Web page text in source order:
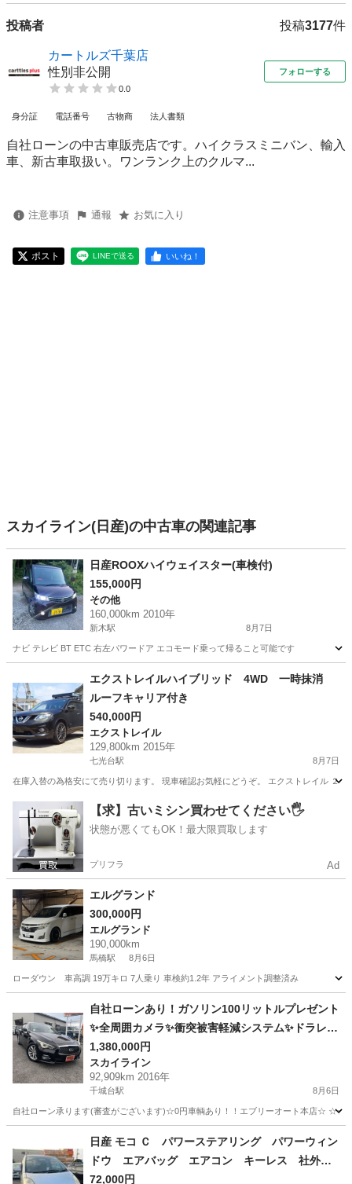
投稿者 投稿3177件
カートルズ千葉店
性別非公開
0.0
フォローする
身分証 電話番号 古物商 法人書類
自社ローンの中古車販売店です。ハイクラスミニバン、輸入
車、新古車取扱い。ワンランク上のクルマ...
注意事項 通報 お気に入り
ポスト LINEで送る いいね！
スカイライン(日産)の中古車の関連記事
日産ROOXハイウェイスター(車検付)
155,000円
その他
160,000km 2010年
新木駅 8月7日
ナビ テレビ BT ETC 右左パワードア エコモード乗って帰ること可能です
新木駅 その他 ROOX
エクストレイルハイブリッド 4WD 一時抹消
ルーフキャリア付き
540,000円
エクストレイル
129,800km 2015年
七光台駅 8月7日
在庫入替の為格安にて売り切ります。 現車確認お気軽にどうぞ。 エクストレイル ２
千葉 野田市 七光台駅 エクストレイル
【求】古いミシン買わせてください🖐️
状態が悪くてもOK！最大限買取します
プリフラ Ad
エルグランド
300,000円
エルグランド
190,000km
馬橋駅 8月6日
ローダウン 車高調 19万キロ 7人乗り 車検約1.2年 アライメント調整済み
馬橋駅 エルグランド
自社ローンあり！ガソリン100リットルプレゼント
✨全周囲カメラ✨衝突被害軽減システム✨ドラレコ
✨日産☆スカイライン☆350GTハイブリッド タイ
プP☆3500cc☆5人乗り☆
1,380,000円
スカイライン
92,909km 2016年
千城台駅 8月6日
自社ローン承ります(審査がございます)☆0円車輌あり！！エブリーオート本店☆ ☆☆
千城台駅 スカイライン 自社
日産 モコ Ｃ パワーステアリング パワーウィン
ドウ エアバッグ エアコン キーレス 社外ナ
ビ ＣＤ ＤＶＤ ＥＴＣ 社外ＡＷ （検9.12）
72,000円